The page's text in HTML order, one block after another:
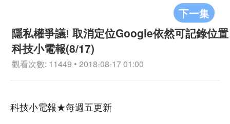
下一集
隱私權爭議! 取消定位Google依然可記錄位置
科技小電報(8/17)
觀看次數: 11449 • 2018-08-17 01:00
科技小電報★每週五更新